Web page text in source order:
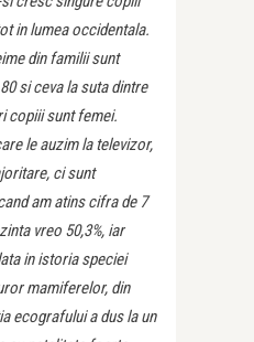
in lumea occidentala.
din familii sunt
si ceva la suta dintre
copiii sunt femei.
le auzim la televizor,
ci sunt
am atins cifra de 7
vreo 50,3%, iar
in istoria speciei
mamiferelor, din
ecografului a dus la un